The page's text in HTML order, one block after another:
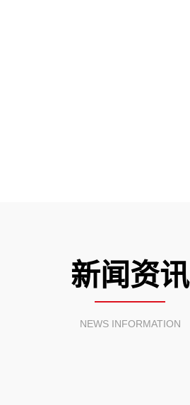
新闻资讯
NEWS INFORMATION